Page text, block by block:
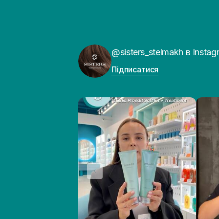
@sisters_stelmakh в
Підписатися